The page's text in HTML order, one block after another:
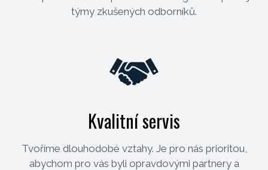
týmy zkušených odborníků.
Kvalitní servis
Tvoříme dlouhodobé vztahy. Je pro nás prioritou,
abychom pro vás byli opravdovými partnery a